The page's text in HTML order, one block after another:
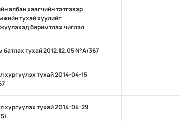
албан хаагчийн тэтгэвэр
тухай хуулийг
баримтлах чиглэл
батлах тухай 2012.12.05 №А/367
хүргүүлэх тухай 2014-04-15
хүргүүлэх тухай 2014-04-29